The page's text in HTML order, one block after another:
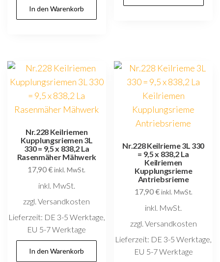
In den Warenkorb
Nr.228 Keilriemen
Kupplungsriemen 3L
330 = 9,5 x 838,2 La
Rasenmäher Mähwerk
17,90€ inkl. MwSt.
inkl. MwSt.
zzgl. Versandkosten
Lieferzeit: DE 3-5 Werktage,
EU 5-7 Werktage
In den Warenkorb
Nr.228 Keilrieme 3L 330
= 9,5 x 838,2 La
Keilriemen
Kupplungsrieme
Antriebsrieme
17,90€ inkl. MwSt.
inkl. MwSt.
zzgl. Versandkosten
Lieferzeit: DE 3-5 Werktage,
EU 5-7 Werktage